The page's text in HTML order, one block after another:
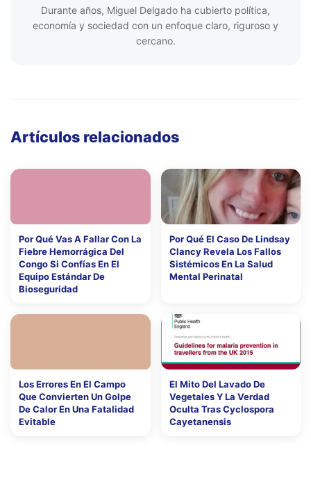
Durante años, Miguel Delgado ha cubierto política,
economía y sociedad con un enfoque claro, riguroso y
cercano.
Artículos relacionados
Por Qué Vas A Fallar Con La
Fiebre Hemorrágica Del
Congo Si Confías En El
Equipo Estándar De
Bioseguridad
Por Qué El Caso De Lindsay
Clancy Revela Los Fallos
Sistémicos En La Salud
Mental Perinatal
Los Errores En El Campo
Que Convierten Un Golpe
De Calor En Una Fatalidad
Evitable
El Mito Del Lavado De
Vegetales Y La Verdad
Oculta Tras Cyclospora
Cayetanensis